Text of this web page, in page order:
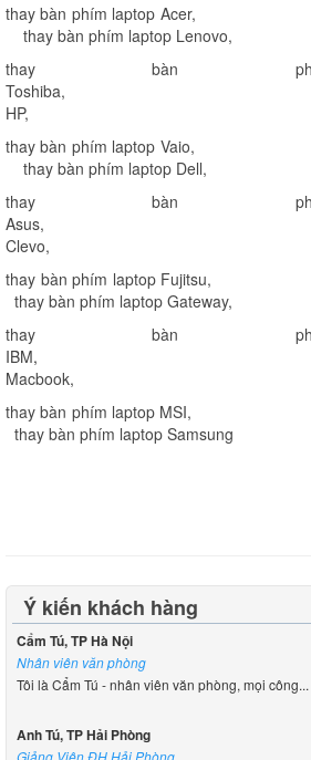
thay bàn phím laptop Acer,
thay bàn phím laptop Lenovo,
thay bàn
Toshiba,
HP,
thay bàn phím laptop Vaio,
thay bàn phím laptop Dell,
thay bàn
Asus,
Clevo,
thay bàn phím laptop Fujitsu,
thay bàn phím laptop Gateway,
thay bàn
IBM
Macbook,
thay bàn phím laptop MSI,
thay bàn phím laptop Samsung
Ý kiến khách hàng
Cẩm Tú, TP Hà Nội
Nhân viên văn phòng
Tôi là Cẩm Tú - nhân viên văn phòng, mọi công...
Anh Tú, TP Hải Phòng
Giảng Viên ĐH Hải Phòng